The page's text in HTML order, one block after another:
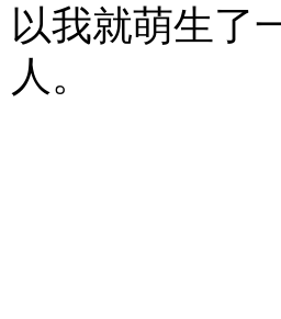
以我就萌生了
人。